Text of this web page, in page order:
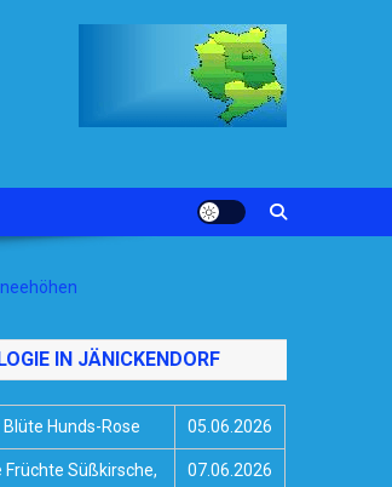
IN JÄNICKENDORF
Blüte Hunds-Rose 05.06.2026
Früchte Süßkirsche,
07.06.2026